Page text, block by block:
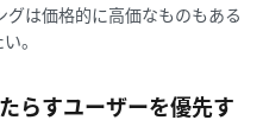
グは価格的に高価なものもある
。
らすユーザーを優先す